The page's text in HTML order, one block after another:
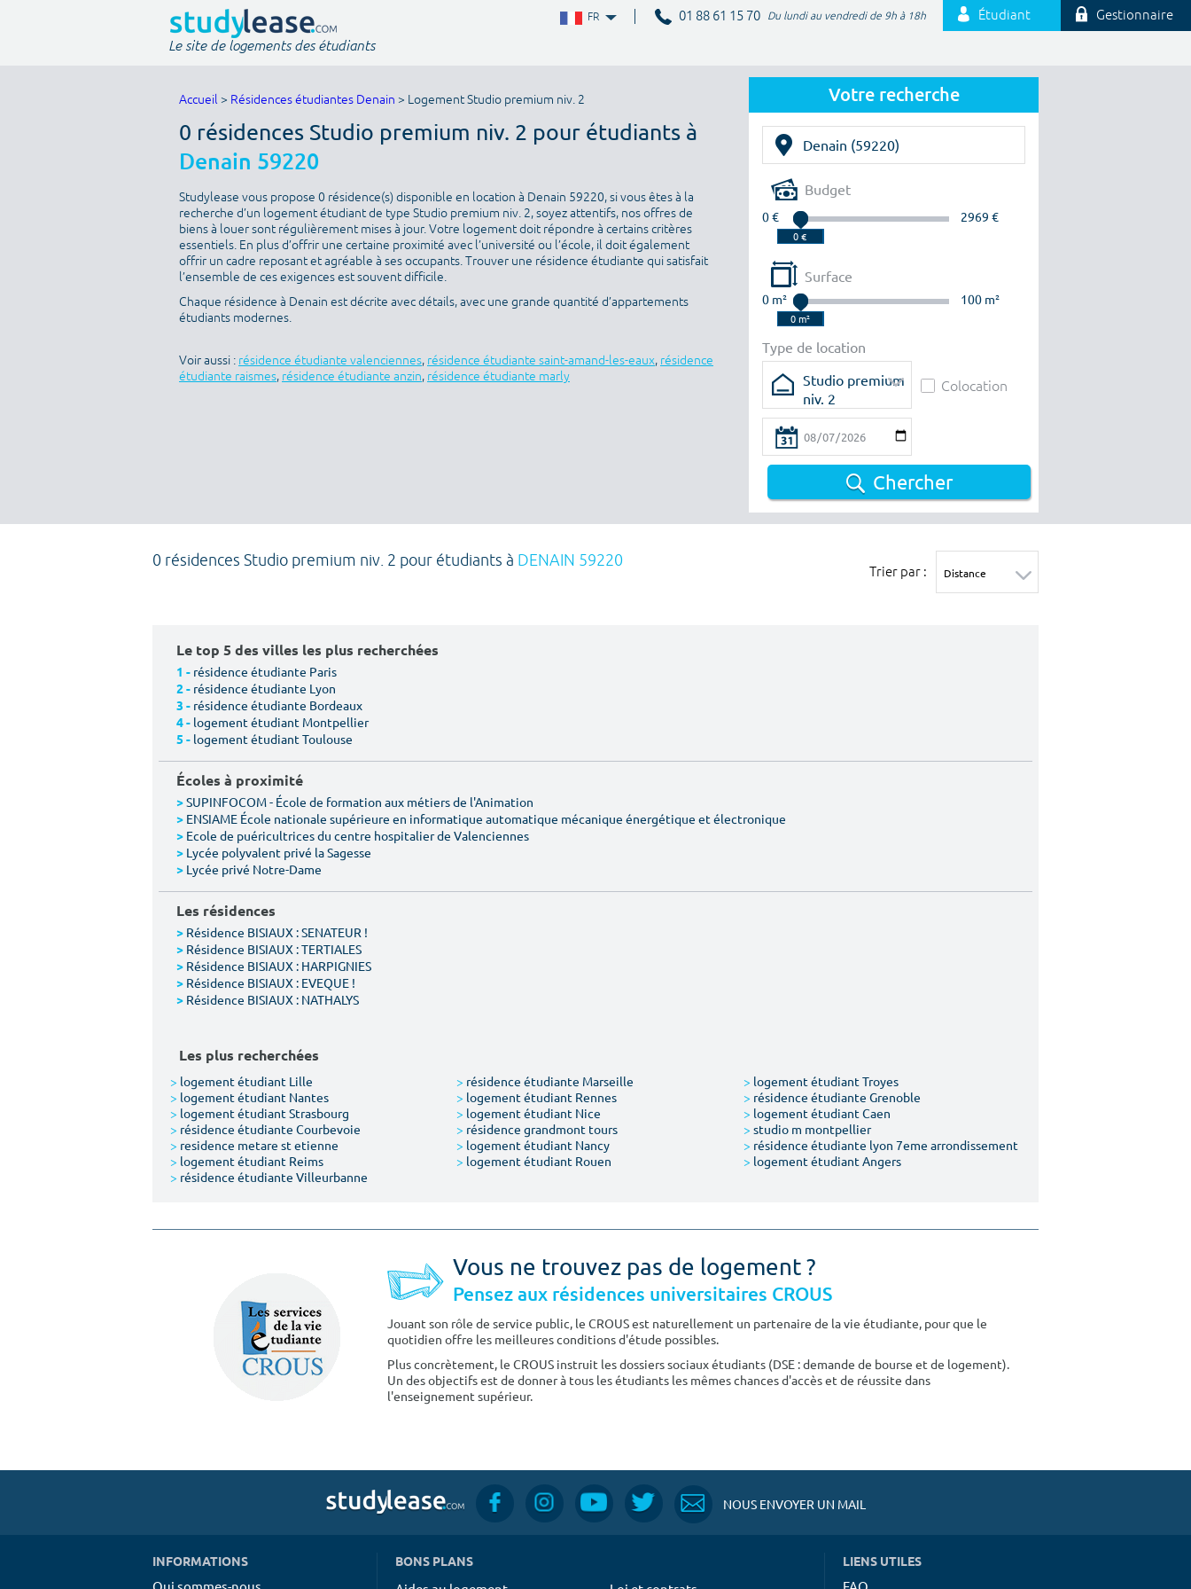
FR 01 88 61 15 70 Du lundi au vendredi de 9h à 18h Étudiant Gestionnaire
Le site de logements des étudiants
Votre recherche
Budget
0 € 2969 €
Surface
0 m² 100 m²
Type de location
Studio premium
niv. 2
Colocation
Chercher
Accueil > Résidences étudiantes Denain > Logement Studio premium niv. 2
0 résidences Studio premium niv. 2 pour étudiants à
Denain 59220
Studylease vous propose 0 résidence(s) disponible en location à Denain 59220, si vous êtes à la
recherche d’un logement étudiant de type Studio premium niv. 2, soyez attentifs, nos offres de
biens à louer sont régulièrement mises à jour. Votre logement doit répondre à certains critères
essentiels. En plus d’offrir une certaine proximité avec l’université ou l’école, il doit également
offrir un cadre reposant et agréable à ses occupants. Trouver une résidence étudiante qui satisfait
l’ensemble de ces exigences est souvent difficile.
Chaque résidence à Denain est décrite avec détails, avec une grande quantité d’appartements
étudiants modernes.
Voir aussi : résidence étudiante valenciennes, résidence étudiante saint-amand-les-eaux, résidence
étudiante raismes, résidence étudiante anzin, résidence étudiante marly
0 résidences Studio premium niv. 2 pour étudiants à DENAIN 59220
Trier par :
Le top 5 des villes les plus recherchées
1 - résidence étudiante Paris
2 - résidence étudiante Lyon
3 - résidence étudiante Bordeaux
4 - logement étudiant Montpellier
5 - logement étudiant Toulouse
Écoles à proximité
>SUPINFOCOM - École de formation aux métiers de l'Animation
> ENSIAME École nationale supérieure en informatique automatique mécanique énergétique et électronique
> Ecole de puéricultrices du centre hospitalier de Valenciennes
> Lycée polyvalent privé la Sagesse
> Lycée privé Notre-Dame
Les résidences
> Résidence BISIAUX : SENATEUR !
> Résidence BISIAUX : TERTIALES
> Résidence BISIAUX : HARPIGNIES
> Résidence BISIAUX : EVEQUE !
> Résidence BISIAUX : NATHALYS
Les plus recherchées
> logement étudiant Lille > résidence étudiante Marseille > logement étudiant Troyes
> logement étudiant Nantes > logement étudiant Rennes > résidence étudiante Grenoble
> logement étudiant Strasbourg > logement étudiant Nice > logement étudiant Caen
> résidence étudiante Courbevoie > résidence grandmont tours > studio m montpellier
> residence metare st etienne > logement étudiant Nancy > résidence étudiante lyon 7eme arrondissement
> logement étudiant Reims > logement étudiant Rouen > logement étudiant Angers
> résidence étudiante Villeurbanne
Vous ne trouvez pas de logement ?
Pensez aux résidences universitaires CROUS
Jouant son rôle de service public, le CROUS est naturellement un partenaire de la vie étudiante, pour que le
quotidien offre les meilleures conditions d'étude possibles.
Plus concrètement, le CROUS instruit les dossiers sociaux étudiants (DSE : demande de bourse et de logement).
Un des objectifs est de donner à tous les étudiants les mêmes chances d'accès et de réussite dans
l'enseignement supérieur.
NOUS ENVOYER UN MAIL
INFORMATIONS BONS PLANS LIENS UTILES